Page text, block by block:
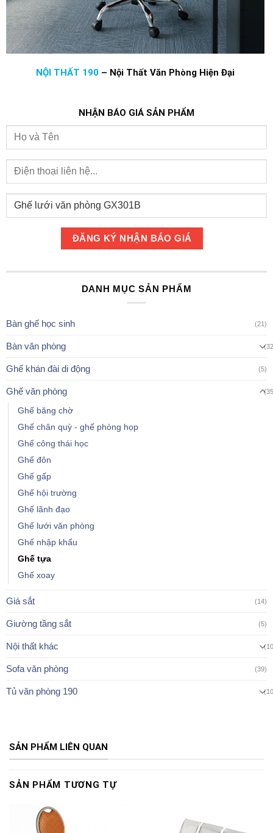
NỘI THẤT 190 – Nội Thất Văn Phòng Hiện Đại
NHẬN BÁO GIÁ SẢN PHẨM
DANH MỤC SẢN PHẨM
Bàn ghế học sinh (21)
Bàn văn phòng
Ghế khán đài di động (5)
Ghế văn phòng
Ghế băng chờ
Ghế chân quỳ - ghế phòng họp
Ghế công thái học
Ghế đôn
Ghế gấp
Ghế hội trường
Ghế lãnh đạo
Ghế lưới văn phòng
Ghế nhập khẩu
Ghế tựa
Ghế xoay
Giá sắt (14)
Giường tầng sắt (5)
Nội thất khác
Sofa văn phòng (39)
Tủ văn phòng 190
SẢN PHẨM LIÊN QUAN
SẢN PHẨM TƯƠNG TỰ